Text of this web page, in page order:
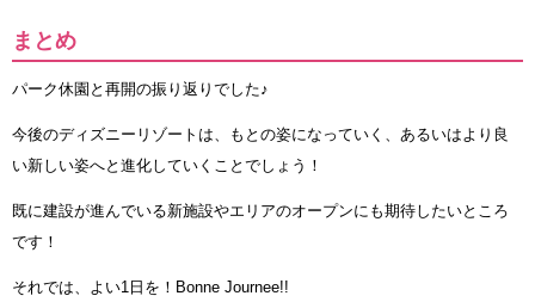
まとめ
パーク休園と再開の振り返りでした♪
今後のディズニーリゾートは、もとの姿になっていく、あるいはより良
い新しい姿へと進化していくことでしょう！
既に建設が進んでいる新施設やエリアのオープンにも期待したいところ
です！
それでは、よい1日を！Bonne Journee!!